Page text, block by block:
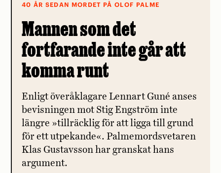
40 ÅR SEDAN MORDET PÅ OLOF PALME
Mannen som det
fortfarande inte går att
komma runt
Enligt överåklagare Lennart Guné anses
bevisningen mot Stig Engström inte
längre »tillräcklig för att ligga till grund
för ett utpekande«. Palmemordsvetaren
Klas Gustavsson har granskat hans
argument.